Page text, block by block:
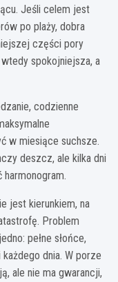
Jeśli celem jest
po plaży, dobra
części pory
spokojniejsza, a
codzienne
w miesiące suchsze.
deszcz, ale kilka dni
jest kierunkiem, na
Problem
pełne słońce,
dnia. W porze
ale nie ma gwarancji,